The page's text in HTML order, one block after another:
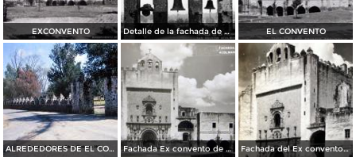
EXCONVENTO Detalle de la fachada de San Agustín Acolman EL CONVENTO
ALREDEDORES DE EL CONVENTO Fachada Ex convento de San Agustin Fachada del Ex convento de San Agustin